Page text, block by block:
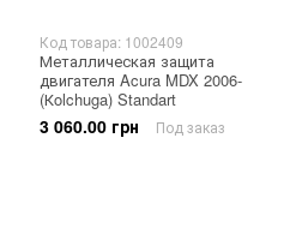
Код товара: 1002409
Металлическая защита
двигателя Acura MDX 2006-
(Кolchuga) Standart
3 060.00 грн Под заказ